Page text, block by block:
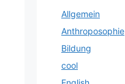
Allgemein
Anthroposophie
Bildung
cool